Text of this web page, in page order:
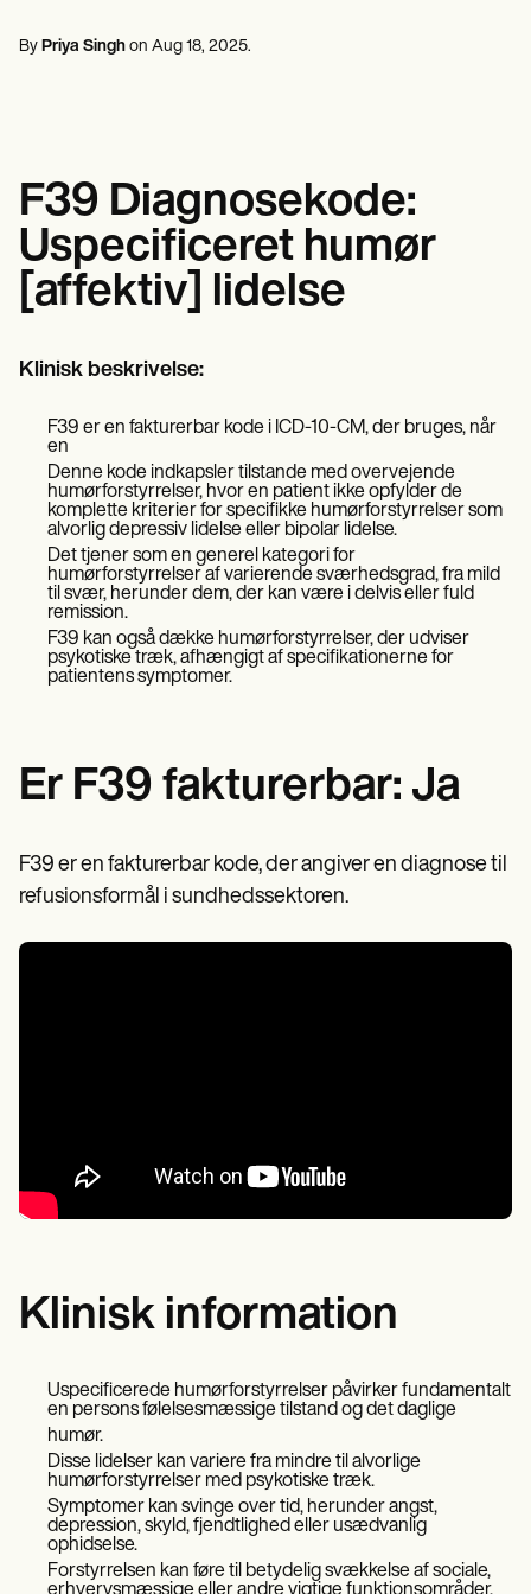
Diætister & Ernæringseksperter
Resources
Blogs
Ressourcevejledninger
Sammenligning
App-vejledninger
Skabeloner
Procedure Codes
Skabelon til behandlingsplan
Informed Consent Form
Social Work Treatment Plans
DAR Note Template
Patient Visit Summary Template
Help Center
Demos
Training Hub
Webinars
Switch to Carepatron
Become a Partner
Get started
Massage therapists
By Priya Singh on Aug 18, 2025.
F39 Diagnosekode:
Uspecificeret humør
[affektiv] lidelse
Klinisk beskrivelse:
F39 er en fakturerbar kode i ICD-10-CM, der bruges, når
en
Denne kode indkapsler tilstande med overvejende
humørforstyrrelser, hvor en patient ikke opfylder de
komplette kriterier for specifikke humørforstyrrelser som
alvorlig depressiv lidelse eller bipolar lidelse.
Det tjener som en generel kategori for
humørforstyrrelser af varierende sværhedsgrad, fra mild
til svær, herunder dem, der kan være i delvis eller fuld
remission.
F39 kan også dække humørforstyrrelser, der udviser
psykotiske træk, afhængigt af specifikationerne for
patientens symptomer.
Er F39 fakturerbar: Ja
F39 er en fakturerbar kode, der angiver en diagnose til
refusionsformål i sundhedssektoren.
Klinisk information
Uspecificerede humørforstyrrelser påvirker fundamentalt
en persons følelsesmæssige tilstand og det daglige
humør.
Disse lidelser kan variere fra mindre til alvorlige
humørforstyrrelser med psykotiske træk.
Symptomer kan svinge over tid, herunder angst,
depression, skyld, fjendtlighed eller usædvanlig
ophidselse.
Forstyrrelsen kan føre til betydelig svækkelse af sociale,